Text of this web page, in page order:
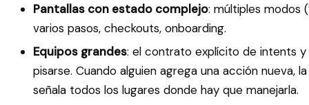
Pantallas con estado complejo: múltiples modos
varios pasos, checkouts, onboarding.
Equipos grandes: el contrato explícito de intents
pisarse. Cuando alguien agrega una acción nueva,
señala todos los lugares donde hay que manejarla.